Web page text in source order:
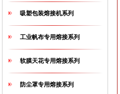
吸塑包装熔接机系列
工业帆布专用熔接系列
软膜天花专用熔接系列
防尘罩专用熔接系列